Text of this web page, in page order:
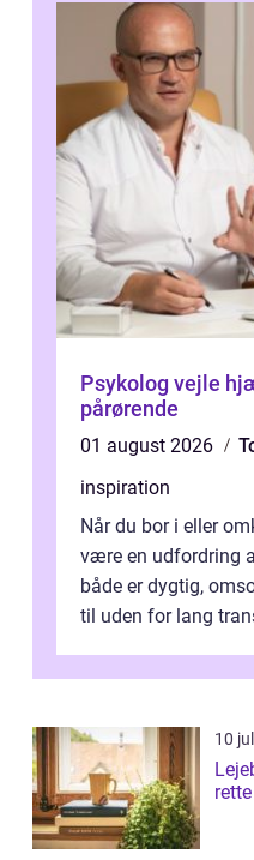
Psykolog vejle hjælp til børn, unge og
pårørende
01 august 2026
inspiration
Når du bor i eller
være en udfordring
både er dygtig,
til uden for lang
10